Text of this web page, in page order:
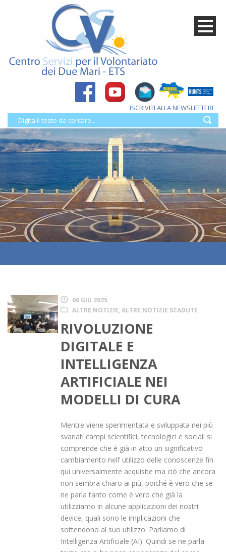
ISCRIVITI ALLA NEWSLETTER!
06 GIU 2025
ALTRE NOTIZIE,ALTRE NOTIZIE SCADUTE
RIVOLUZIONE
DIGITALE E
INTELLIGENZA
ARTIFICIALE NEI
MODELLI DI CURA
Mentre viene sperimentata e sviluppata nei più
svariati campi scientifici, tecnologici e sociali si
comprende che è già in atto un significativo
cambiamento nell’ utilizzo delle conoscenze fin
qui universalmente acquisite ma ciò che ancora
non sembra chiaro ai più, poiché è vero che se
ne parla tanto come è vero che già la
utilizziamo in alcune applicazioni dei nostri
device, quali sono le implicazioni che
sottendono al suo utilizzo. Parliamo di
Intelligenza Artificiale (AI). Quindi se ne parla